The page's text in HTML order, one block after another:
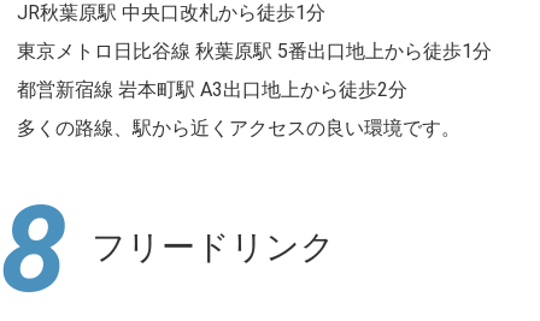
JR秋葉原駅 中央口改札から徒歩1分
東京メトロ日比谷線 秋葉原駅 5番出口地上から徒歩1分
都営新宿線 岩本町駅 A3出口地上から徒歩2分
多くの路線、駅から近くアクセスの良い環境です。
8 フリードリンク